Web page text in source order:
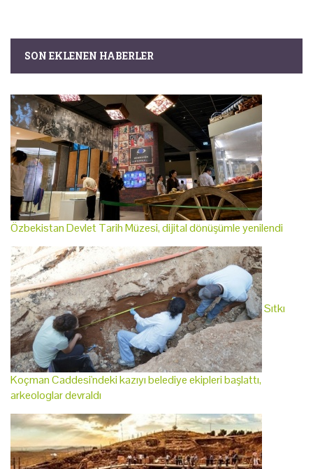
SON EKLENEN HABERLER
Özbekistan Devlet Tarih Müzesi, dijital dönüşümle yenilendi
Sıtkı
Koçman Caddesi'ndeki kazıyı belediye ekipleri başlattı,
arkeologlar devraldı